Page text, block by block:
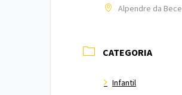
Alpendre da Bece
CATEGORIA
Infantil